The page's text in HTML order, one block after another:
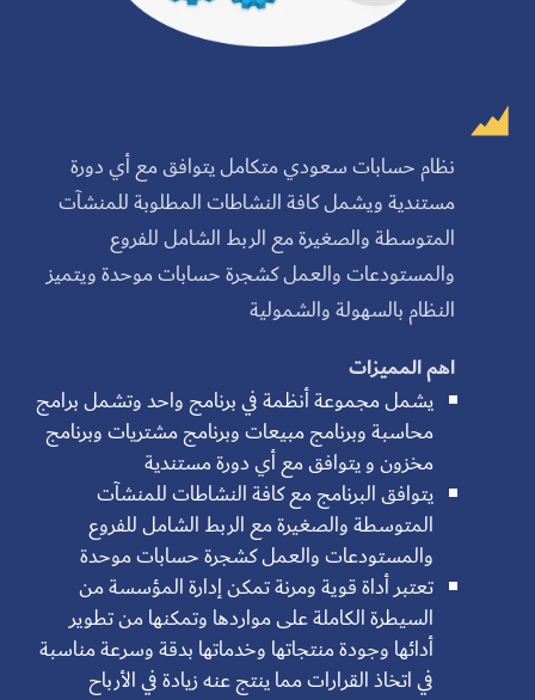

نظام حسابات سعودي متكامل يتوافق مع أي دورة
مستندية ويشمل كافة النشاطات المطلوبة للمنشآت
المتوسطة والصغيرة مع الربط الشامل للفروع
والمستودعات والعمل كشجرة حسابات موحدة ويتميز
النظام بالسهولة والشمولية
اهم المميزات
يشمل مجموعة أنظمة في برنامج واحد وتشمل برامج
محاسبة وبرنامج مبيعات وبرنامج مشتريات وبرنامج
مخزون و يتوافق مع أي دورة مستندية
يتوافق البرنامج مع كافة النشاطات للمنشآت
المتوسطة والصغيرة مع الربط الشامل للفروع
والمستودعات والعمل كشجرة حسابات موحدة
تعتبر أداة قوية ومرنة تمكن إدارة المؤسسة من
السيطرة الكاملة على مواردها وتمكنها من تطوير
أدائها وجودة منتجاتها وخدماتها بدقة وسرعة مناسبة
في اتخاذ القرارات مما ينتج عنه زيادة في الأرباح